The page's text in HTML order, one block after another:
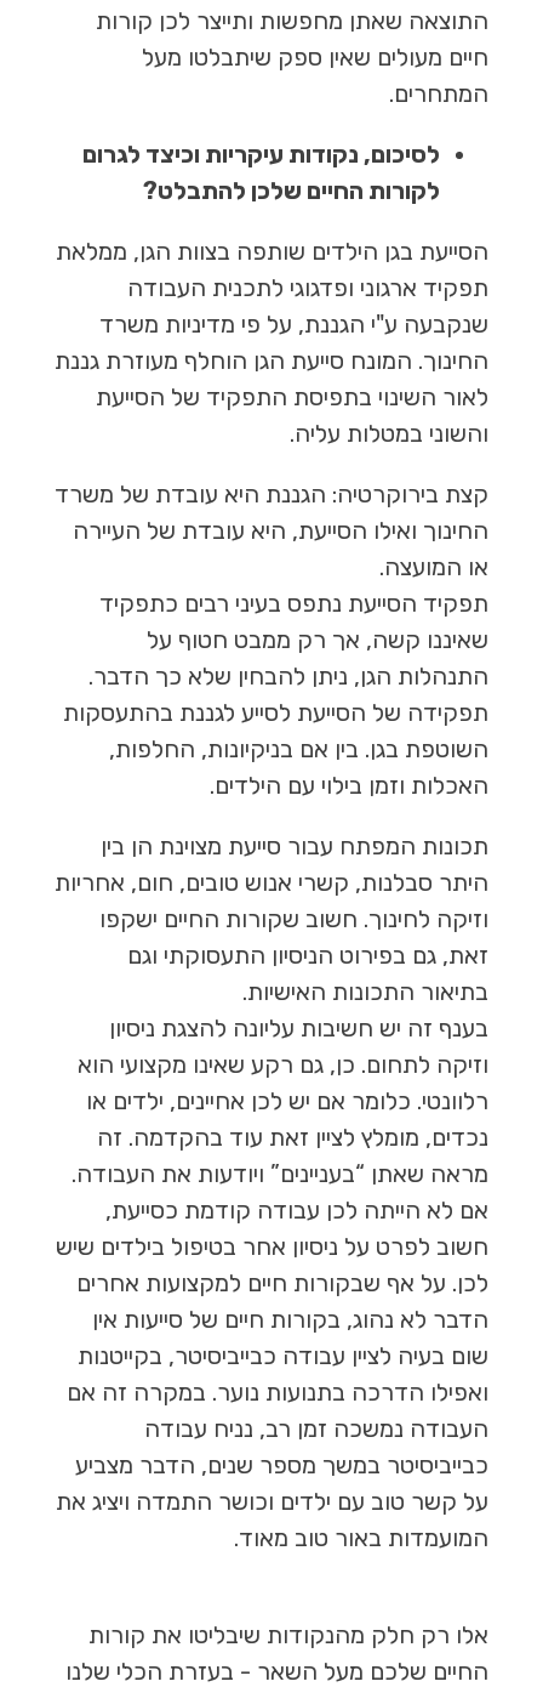
התוצאה שאתן מחפשות ותייצר לכן קורות
חיים מעולים שאין ספק שיתבלטו מעל
המתחרים.
לסיכום, נקודות עיקריות וכיצד לגרום
לקורות החיים שלכן להתבלט?
הסייעת בגן הילדים שותפה בצוות הגן, ממלאת
תפקיד ארגוני ופדגוגי לתכנית העבודה
שנקבעה ע"י הגננת, על פי מדיניות משרד
החינוך. המונח סייעת הגן הוחלף מעוזרת גננת
לאור השינוי בתפיסת התפקיד של הסייעת
והשוני במטלות עליה.
קצת בירוקרטיה: הגננת היא עובדת של משרד
החינוך ואילו הסייעת, היא עובדת של העיירה
או המועצה.
תפקיד הסייעת נתפס בעיני רבים כתפקיד
שאיננו קשה, אך רק ממבט חטוף על
התנהלות הגן, ניתן להבחין שלא כך הדבר.
תפקידה של הסייעת לסייע לגננת בהתעסקות
השוטפת בגן. בין אם בניקיונות, החלפות,
האכלות וזמן בילוי עם הילדים.
תכונות המפתח עבור סייעת מצוינת הן בין
היתר סבלנות, קשרי אנוש טובים, חום, אחריות
וזיקה לחינוך. חשוב שקורות החיים ישקפו
זאת, גם בפירוט הניסיון התעסוקתי וגם
בתיאור התכונות האישיות.
בענף זה יש חשיבות עליונה להצגת ניסיון
וזיקה לתחום. כן, גם רקע שאינו מקצועי הוא
רלוונטי. כלומר אם יש לכן אחיינים, ילדים או
נכדים, מומלץ לציין זאת עוד בהקדמה. זה
מראה שאתן “בעניינים” ויודעות את העבודה.
אם לא הייתה לכן עבודה קודמת כסייעת,
חשוב לפרט על ניסיון אחר בטיפול בילדים שיש
לכן. על אף שבקורות חיים למקצועות אחרים
הדבר לא נהוג, בקורות חיים של סייעות אין
שום בעיה לציין עבודה כבייביסיטר, בקייטנות
ואפילו הדרכה בתנועות נוער. במקרה זה אם
העבודה נמשכה זמן רב, נניח עבודה
כבייביסיטר במשך מספר שנים, הדבר מצביע
על קשר טוב עם ילדים וכושר התמדה ויציג את
המועמדות באור טוב מאוד.
אלו רק חלק מהנקודות שיבליטו את קורות
החיים שלכם מעל השאר - בעזרת הכלי שלנו